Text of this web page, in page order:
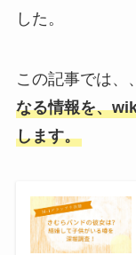
した。
この記事では、、
なる情報を、
します。